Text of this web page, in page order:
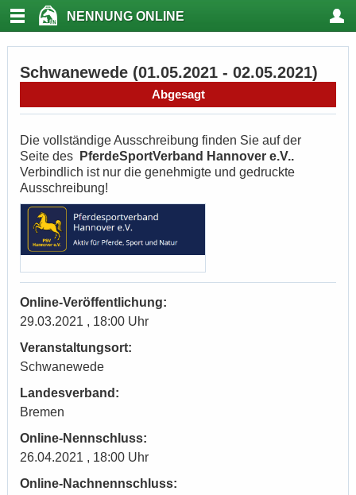
NENNUNG ONLINE
Schwanewede (01.05.2021 - 02.05.2021)
Abgesagt
Die vollständige Ausschreibung finden Sie auf der
Seite des
PferdeSportVerband Hannover e.V..
Verbindlich ist nur die genehmigte und gedruckte
Ausschreibung!
Online-Veröffentlichung:
29.03.2021 , 18:00 Uhr
Veranstaltungsort:
Schwanewede
Landesverband:
Bremen
Online-Nennschluss:
26.04.2021 , 18:00 Uhr
Online-Nachnennschluss: